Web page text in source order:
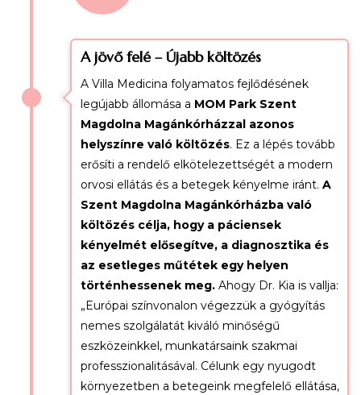
A jövő felé – Újabb költözés
A Villa Medicina folyamatos fejlődésének
legújabb állomása a MOM Park Szent
Magdolna Magánkórházzal azonos
helyszínre való költözés. Ez a lépés tovább
erősíti a rendelő elkötelezettségét a modern
orvosi ellátás és a betegek kényelme iránt. A
Szent Magdolna Magánkórházba való
költözés célja, hogy a páciensek
kényelmét elősegítve, a diagnosztika és
az esetleges műtétek egy helyen
történhessenek meg.Ahogy Dr. Kia is vallja:
„Európai színvonalon végezzük a gyógyítás
nemes szolgálatát kiváló minőségű
eszközeinkkel, munkatársaink szakmai
professzionalitásával. Célunk egy nyugodt
környezetben a betegeink megfelelő ellátása,